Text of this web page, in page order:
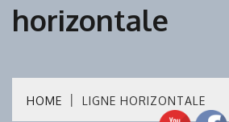
horizontale
HOME LIGNE HORIZONTALE